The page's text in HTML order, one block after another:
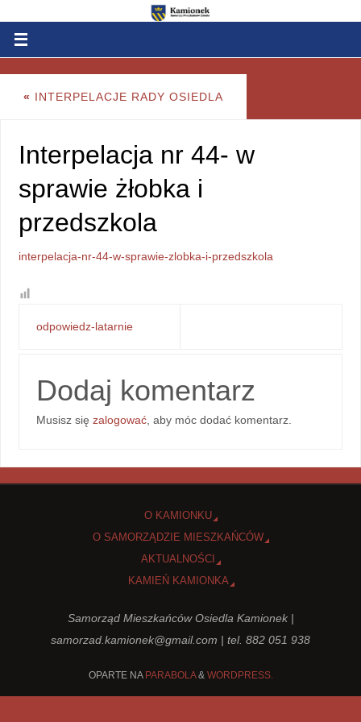
« INTERPELACJE RADY OSIEDLA
Interpelacja nr 44- w
sprawie żłobka i
przedszkola
interpelacja-nr-44-w-sprawie-zlobka-i-przedszkola
odpowiedz-latarnie
Dodaj komentarz
Musisz sięzalogować , aby móc dodać komentarz.
O KAMIONKU
O SAMORZĄDZIE MIESZKAŃCÓW
AKTUALNOŚCI
KAMIEŃ KAMIONKA
Samorząd Mieszkańców Osiedla Kamionek |
samorzad.kamionek@gmail.com | tel. 882 051 938
OPARTE NA PARABOLA& WORDPRESS.